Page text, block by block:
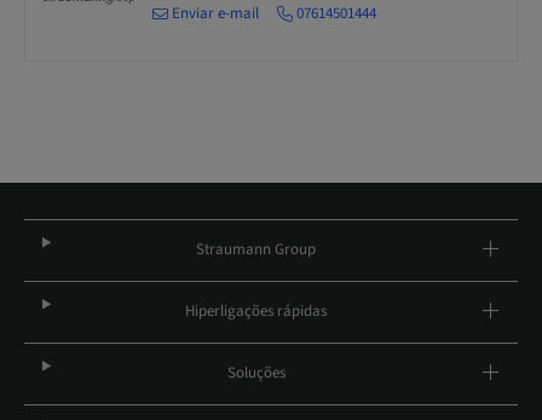
Enviar e-mail 07614501444
Straumann Group
Hiperligações rápidas
Soluções